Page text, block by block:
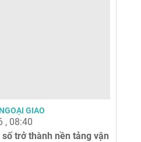
GIAO
, 08:40
trở thành nền tảng vận